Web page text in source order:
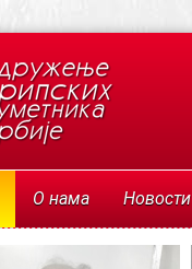
О нама Новости